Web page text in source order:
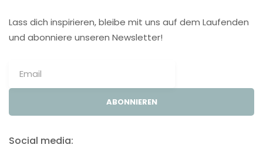
Lass dich inspirieren, bleibe mit uns auf dem Laufenden
und abonniere unseren Newsletter!
ABONNIEREN
Social media: